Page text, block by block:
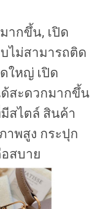
ากขึ้น, เปิด
ไม่สามารถติด
ใหญ่ เปิด
สะดวกมากขึ้น
สไตล์ สินค้า
าพสูง กระปุก
สบาย